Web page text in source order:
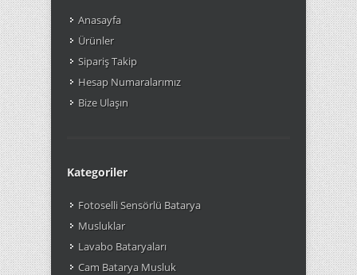
Anasayfa
Ürünler
Sipariş Takip
Hesap Numaralarımız
Bize Ulaşın
Kategoriler
Fotoselli Sensörlü Batarya
Musluklar
Lavabo Bataryaları
Cam Batarya Musluk